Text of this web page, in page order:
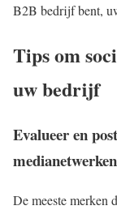
B2B bedrijf bent,
Tips om
uw bedrijf
Evalueer en
medianetwerken
De meeste merken